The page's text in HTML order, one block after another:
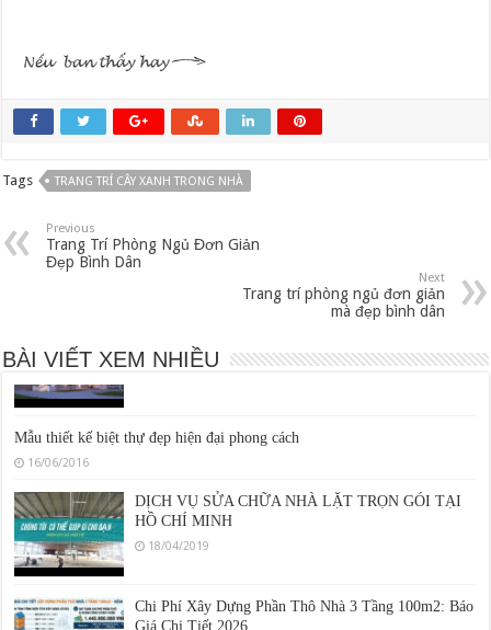
Tags TRANG TRÍ CÂY XANH TRONG NHÀ
Previous
Trang Trí Phòng Ngủ Đơn Giản
Đẹp Bình Dân
Next
Trang trí phòng ngủ đơn giản
mà đẹp bình dân
BÀI VIẾT XEM NHIỀU
Bản Vẽ Thiết Kế Ảnh Hưởng Đến Chi Phí Phần Thô Như Thế Nào?
15/04/2026
Mẫu thiết kế căn bếp hoàn hảo cho những căn nhà nhỏ.
26/04/2016
Thiết kế biệt thự kiểu pháp đẹp hiện đại
Mẫu thiết kế biệt thự đẹp hiện đại phong cách
16/06/2016
18/04/2019
21/04/2026